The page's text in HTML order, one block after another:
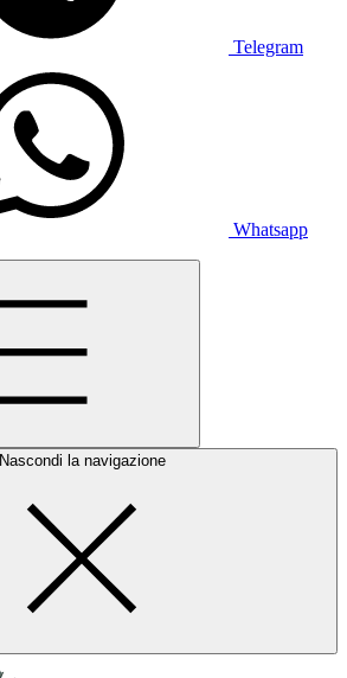
Telegram
Whatsapp
Nascondi la navigazione